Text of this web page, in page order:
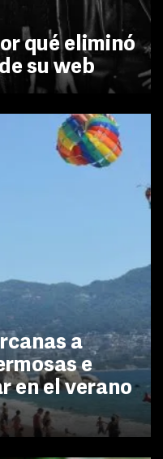
qué eliminó
su web
a
e
en el verano